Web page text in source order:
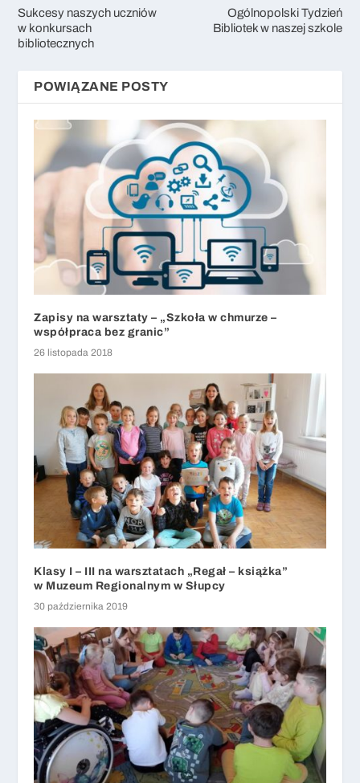
Sukcesy naszych uczniów
w konkursach
bibliotecznych
Ogólnopolski Tydzień
Bibliotek w naszej szkole
POWIĄZANE POSTY
Zapisy na warsztaty – „Szkoła w chmurze –
współpraca bez granic”
26 listopada 2018
Klasy I – III na warsztatach „Regał – książka”
w Muzeum Regionalnym w Słupcy
30 października 2019